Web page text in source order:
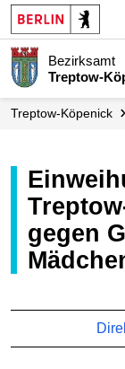
Bezirksamt
Treptow-
Treptow-Köpenick
Einweihung der Roten Bank in
gegen